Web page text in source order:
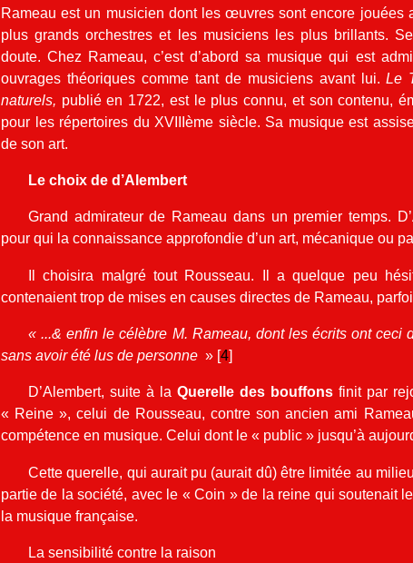
Rameau est un musicien dont les œuvres sont encore jouées
plus grands orchestres et les musiciens les plus brillants.
doute. Chez Rameau, c’est d’abord sa musique qui est
ouvrages théoriques comme tant de musiciens avant lui.Le
naturels, publié en 1722, est le plus connu, et son contenu,
pour les répertoires du XVIIIème siècle. Sa musique est
de son art.
Le choix de d’Alembert
Grand admirateur de Rameau dans un premier temps.
pour qui la connaissance approfondie d’un art, mécanique ou
Il choisira malgré tout Rousseau. Il a quelque peu
contenaient trop de mises en causes directes de Rameau,
« ...& enfin le célèbre M. Rameau, dont les écrits ont ceci
sans avoir été lus de personne » [4]
D’Alembert, suite à la Querelle des bouffonsfinit par
« Reine », celui de Rousseau, contre son ancien ami
compétence en musique. Celui dont le « public » jusqu’à
Cette querelle, qui aurait pu (aurait dû) être limitée au
partie de la société, avec le « Coin » de la reine qui soutenait
la musique française.
La sensibilité contre la raison